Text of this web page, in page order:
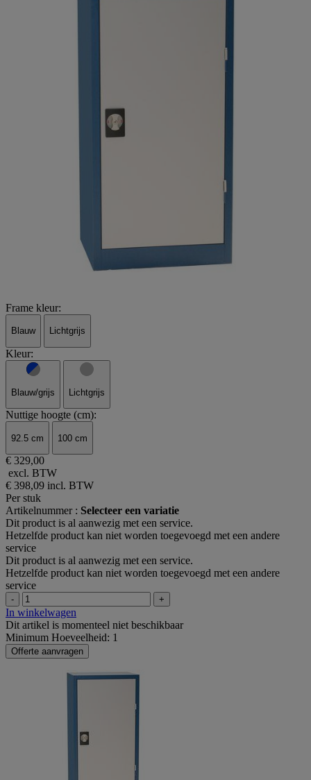
Frame kleur:
Blauw Lichtgrijs
Kleur:
Blauw/grijs Lichtgrijs
Nuttige hoogte (cm):
92.5 cm 100 cm
€ 329,00
excl. BTW
€ 398,09 incl. BTW
Per stuk
Artikelnummer : Selecteer een variatie
Dit product is al aanwezig met een service.
Hetzelfde product kan niet worden toegevoegd met een andere
service
Dit product is al aanwezig met een service.
Hetzelfde product kan niet worden toegevoegd met een andere
service
- +
In winkelwagen
Dit artikel is momenteel niet beschikbaar
Minimum Hoeveelheid: 1
Offerte aanvragen